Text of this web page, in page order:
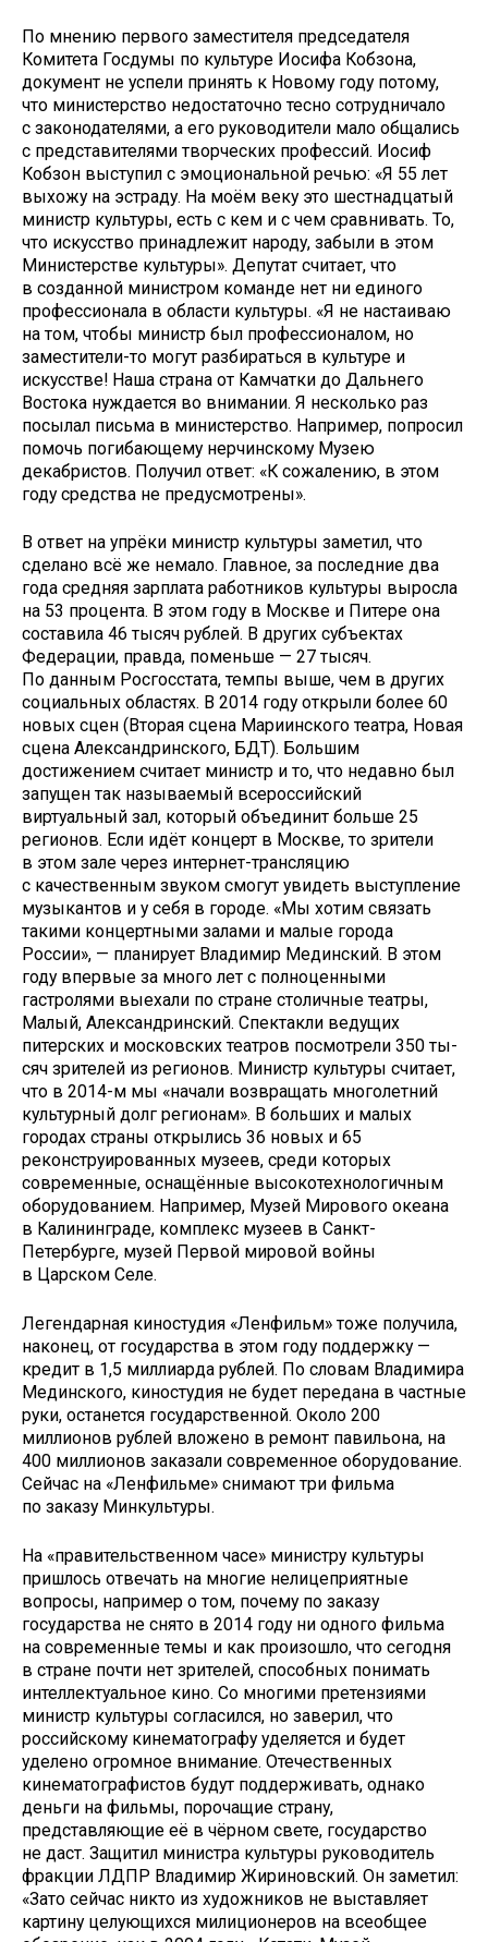
По мнению первого заместителя председателя
Комитета Госдумы по культуре Иосифа Кобзона,
документ не успели принять к Новому году потому,
что министерство недостаточно тесно сотрудничало
с законодателями, а его руководители мало общались
с представителями творческих профессий. Иосиф
Кобзон выступил с эмоциональной речью: «Я 55 лет
выхожу на эстраду. На моём веку это шестнадцатый
министр культуры, есть с кем и с чем сравнивать. То,
что искусство принадлежит народу, забыли в этом
Министерстве культуры». Депутат считает, что
в созданной министром команде нет ни единого
профессионала в области культуры. «Я не настаиваю
на том, чтобы министр был профессионалом, но
заместители-то могут разбираться в культуре и
искусстве! Наша страна от Камчатки до Дальнего
Востока нуждается во внимании. Я несколько раз
посылал письма в министерство. Например, попросил
помочь погибающему нерчинскому Музею
декабристов. Получил ответ: «К сожалению, в этом
году средства не предусмотрены».
В ответ на упрёки министр культуры заметил, что
сделано всё же немало. Главное, за последние два
года средняя зарплата работников культуры выросла
на 53 процента. В этом году в Москве и Питере она
составила 46 тысяч рублей. В других субъектах
Федерации, правда, поменьше — 27 тысяч.
По данным Росгосстата, темпы выше, чем в других
социальных областях. В 2014 году открыли более 60
новых сцен (Вторая сцена Мариинского театра, Новая
сцена Александринского, БДТ). Большим
достижением считает министр и то, что недавно был
запущен так называемый всероссийский
виртуальный зал, который объединит больше 25
регионов. Если идёт концерт в Москве, то зрители
в этом зале через интернет-трансляцию
с качественным звуком смогут увидеть выступление
музыкантов и у себя в городе. «Мы хотим связать
такими концертными залами и малые города
России», — планирует Владимир Мединский. В этом
году впервые за много лет с полноценными
гастролями выехали по стране столичные театры,
Малый, Александринский. Спектак­ли ведущих
питерских и московских театров посмотрели 350 ты­
сяч зрителей из регионов. Министр культуры считает,
что в 2014-м мы «начали возвращать многолетний
культурный долг регионам». В больших и малых
городах страны открылись 36 новых и 65
реконструированных музеев, среди которых
современные, оснащённые высокотехнологичным
оборудованием. Например, Музей Мирового океана
в Калининграде, комплекс музеев в Санкт-
Петербурге, музей Первой мировой войны
в Царском Селе.
Легендарная киностудия «Ленфильм» тоже получила,
наконец, от государства в этом году поддержку —
кредит в 1,5 миллиарда рублей. По словам Владимира
Мединского, киностудия не будет передана в частные
руки, останется государственной. Около 200
миллионов рублей вложено в ремонт павильона, на
400 миллионов заказали современное оборудование.
Сейчас на «Ленфильме» снимают три фильма
по заказу Минкультуры.
На «правительственном часе» министру культуры
пришлось отвечать на многие нелицеприятные
вопросы, например о том, почему по заказу
государства не снято в 2014 году ни одного фильма
на современные темы и как произошло, что сегодня
в стране почти нет зрителей, способных понимать
интеллектуальное кино. Со многими претензиями
министр культуры согласился, но заверил, что
российскому кинематографу уделяется и будет
уделено огромное внимание. Отечественных
кинематографистов будут поддерживать, однако
деньги на фильмы, порочащие страну,
представляющие её в чёрном свете, государство
не даст. Защитил министра культуры руководитель
фракции ЛДПР Владимир Жириновский. Он заметил:
«Зато сейчас никто из художников не выставляет
картину целующихся милиционеров на всеобщее